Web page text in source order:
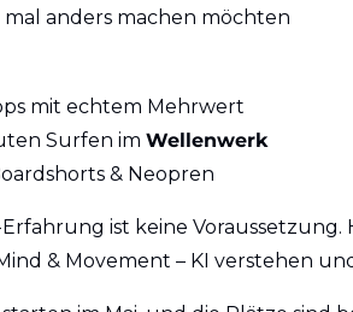
anders machen möchten
mit echtem Mehrwert
Surfen im Wellenwerk
& Neopren
Erfahrung ist keine
& Movement – KI verstehen